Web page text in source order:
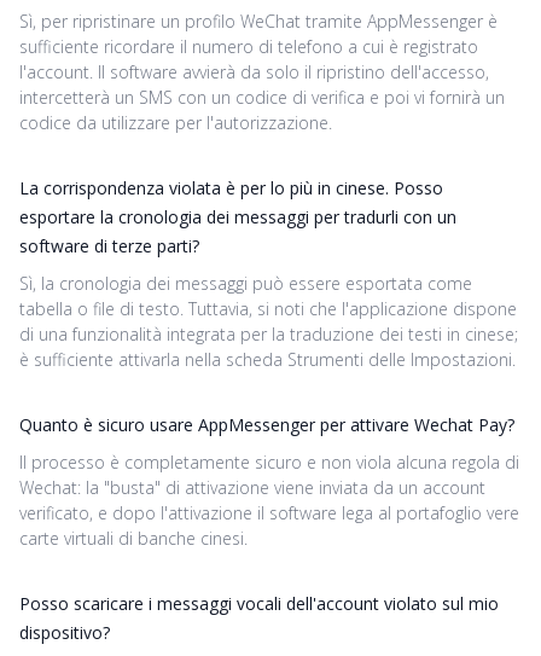
Sì, per ripristinare un profilo WeChat tramite AppMessenger è
sufficiente ricordare il numero di telefono a cui è registrato
l'account. Il software avvierà da solo il ripristino dell'accesso,
intercetterà un SMS con un codice di verifica e poi vi fornirà un
codice da utilizzare per l'autorizzazione.
La corrispondenza violata è per lo più in cinese. Posso
esportare la cronologia dei messaggi per tradurli con un
software di terze parti?
Sì, la cronologia dei messaggi può essere esportata come
tabella o file di testo. Tuttavia, si noti che l'applicazione dispone
di una funzionalità integrata per la traduzione dei testi in cinese;
è sufficiente attivarla nella scheda Strumenti delle Impostazioni.
Quanto è sicuro usare AppMessenger per attivare Wechat Pay?
Il processo è completamente sicuro e non viola alcuna regola di
Wechat: la "busta" di attivazione viene inviata da un account
verificato, e dopo l'attivazione il software lega al portafoglio vere
carte virtuali di banche cinesi.
Posso scaricare i messaggi vocali dell'account violato sul mio
dispositivo?